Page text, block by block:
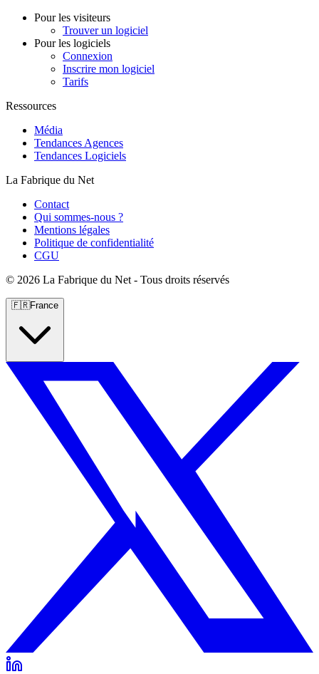
Pour les visiteurs
Trouver un logiciel
Pour les logiciels
Connexion
Inscrire mon logiciel
Tarifs
Ressources
Média
Tendances Agences
Tendances Logiciels
La Fabrique du Net
Contact
Qui sommes-nous ?
Mentions légales
Politique de confidentialité
CGU
© 2026 La Fabrique du Net - Tous droits réservés
🇫🇷France